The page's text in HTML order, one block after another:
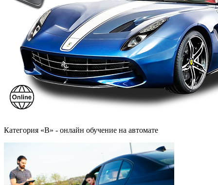
Категория «B» - онлайн обучение на автомате